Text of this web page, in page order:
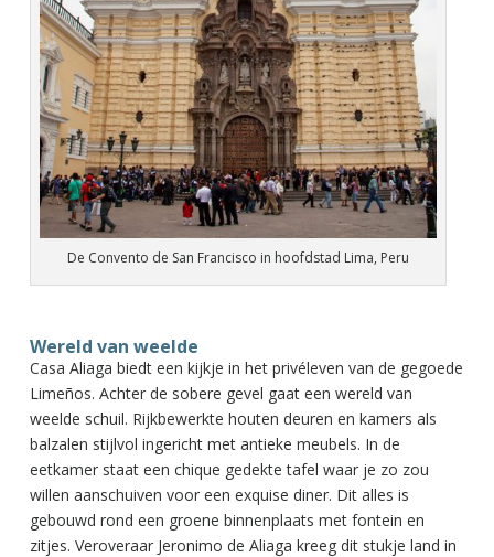
De Convento de San Francisco in hoofdstad Lima, Peru
Wereld van weelde
Casa Aliaga biedt een kijkje in het privéleven van de gegoede
Limeños. Achter de sobere gevel gaat een wereld van
weelde schuil. Rijkbewerkte houten deuren en kamers als
balzalen stijlvol ingericht met antieke meubels. In de
eetkamer staat een chique gedekte tafel waar je zo zou
willen aanschuiven voor een exquise diner. Dit alles is
gebouwd rond een groene binnenplaats met fontein en
zitjes. Veroveraar Jeronimo de Aliaga kreeg dit stukje land in